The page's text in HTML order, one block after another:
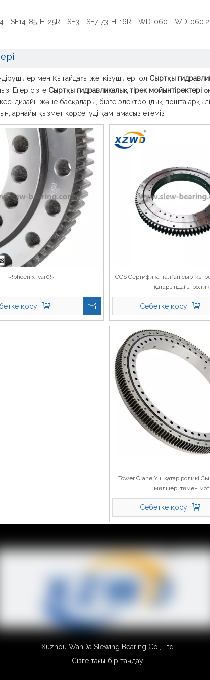
SE14-85-H-25R SE3 SE7-73-H-16R WD-060 WD-
мен Қытайдағы жеткізушілер, ол Сыртқы
Егер сізге Сыртқы гидравликалық тірек мойынтіректері
дизайн және басқалары, бізге электрондық пошта
арнайы қызмет көрсетуді қамтамасыз етеміз.
CCS Сертификатталған сыртқы
қатарындағы ролик
Себетке қосу
~!phoenix_var0!~
қосу
Tower Crane Үш қатар роликі
мөлшері төмен мот
Себетке қосу
Xuzhou WanDa Slewing Bearing Co., Ltd.
Сізге тағы бір таңдау!